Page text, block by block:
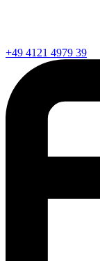
+49 4121 4979 39